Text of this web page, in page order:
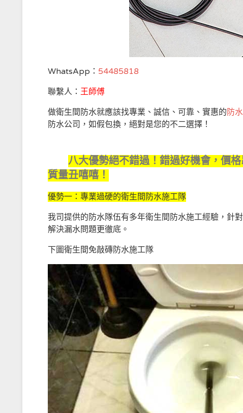
WhatsApp： 54485818
聯繫人： 王師傅
做衛生間防水就應該找專業、誠信、可靠、實惠的 防
防水公司，如假包換，絕對是您的不二選擇！
八大優勢絕不錯過！錯過好機會，價
質量丑嘻嘻！
優勢一：專業過硬的衛生間防水施工隊
我司提供的防水隊伍有多年衛生間防水施工經驗，針
解決漏水問題更徹底。
下圖衛生間免敲磚防水施工隊